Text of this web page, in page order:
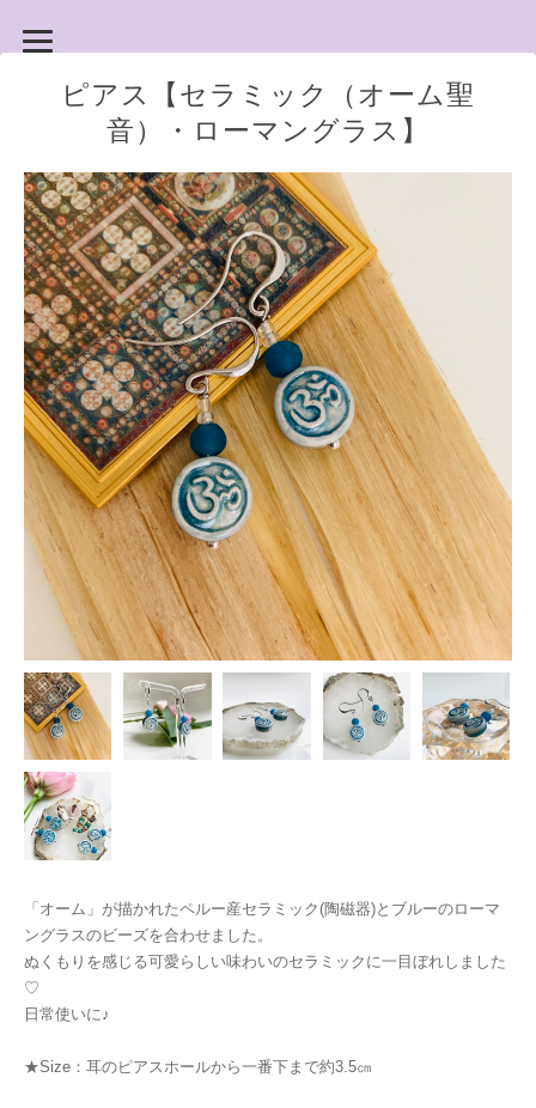
ピアス【セラミック（オーム聖
音）・ローマングラス】
「オーム」が描かれたペルー産セラミック(陶磁器)とブルーのローマ
ングラスのビーズを合わせました。
ぬくもりを感じる可愛らしい味わいのセラミックに一目ぼれしました
♡
日常使いに♪
★Size：耳のピアスホールから一番下まで約3.5㎝